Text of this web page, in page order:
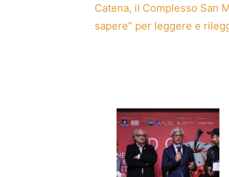
Catena, il Complesso San
sapere” per leggere e